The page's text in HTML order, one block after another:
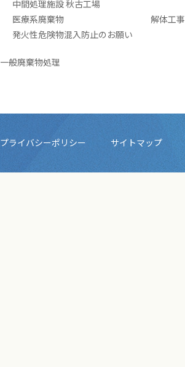
中間処理施設 秋古工場
医療系廃棄物
発火性危険物混入防止のお願い
一般廃棄物処理
解体工事
プライバシーポリシー サイトマップ